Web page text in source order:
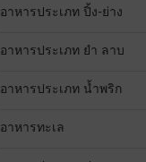
อาหารประเภท ปิ้ง-ย่าง
อาหารประเภท ยำ ลาบ
อาหารประเภท น้ำพริก
อาหารทะเล